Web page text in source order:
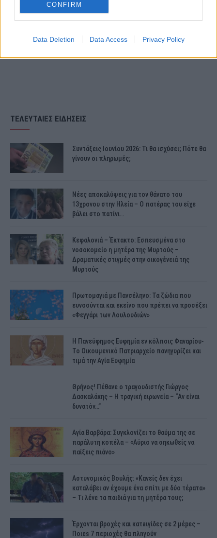
CONFIRM
Data Deletion Data Access Privacy Policy
σημείο, προσήγαγαν τον άντρα.
Πηγή: protothema.gr
ΤΕΛΕΥΤΑΙΕΣ ΕΙΔΗΣΕΙΣ
Συντάξεις Ιουνίου 2026: Τι θα ισχύσει; Πότε θα
γίνουν οι πληρωμές;
Νέες αποκαλύψεις για τον θάνατο του
13χρονου στην Ηλεία – Ο πατέρας του είχε
βάλει στο πατίνι…
Κεφαλονιά – Έκτακτο: Εσπευσμένα στο
νοσοκομείο η μητέρα της Μυρτούς –
Δραματικές στιγμές στην οικογένειά της
Μυρτούς
Πρωτομαγιά με Πανσέληνο: Τα ζώδια που
ευνοούνται και εκείνο που πρέπει να προσέξει
«Φεγγάρι των Λουλουδιών»
H Πανεύφημος Ευφημία εν κόλποις Φαναρίου-
Το Οικουμενικό Πατριαρχείο πανηγυρίζει και
τιμά την Αγία Ευφημία
Θρήνος! Πέθανε ο τραγουδιστής Γιώργος
Δασκαλάκης – Η τραγική ειρωνεία – “Αν είναι
δυνατόν…”
Αγία Βαρβάρα: Συγκλονίζει το θαύμα της σε
παράλυτη κοπέλα – «Αύριο να σηκωθείς να
παίξεις πιάνο»
Αστυνομικός Bουλής: «Κανείς δεν έχει
καταλάβει αν έχουμε ένα σπίτι με δύο τέρατα»
– Τι λένε τα παιδιά για τη μητέρα τους;
Έρχονται βροχές και κατaιγίδες σε 2 μέpες –
Ποιεs 7 πεpιοχές θα πλnγούν